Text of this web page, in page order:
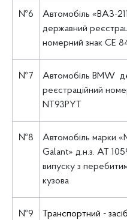
№6
Автомобіль «ВАЗ-
державний
номерний знак СЕ
№7
Автомобіль BMW
реєстраційний
NT93PYT
№8
Автомобіль марки
Galant» д.н.з. АТ
випуску з
кузова
№9
Транспортний -